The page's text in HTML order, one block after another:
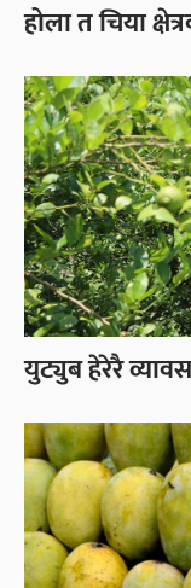
होला त चिया
युट्युब हेरेरै